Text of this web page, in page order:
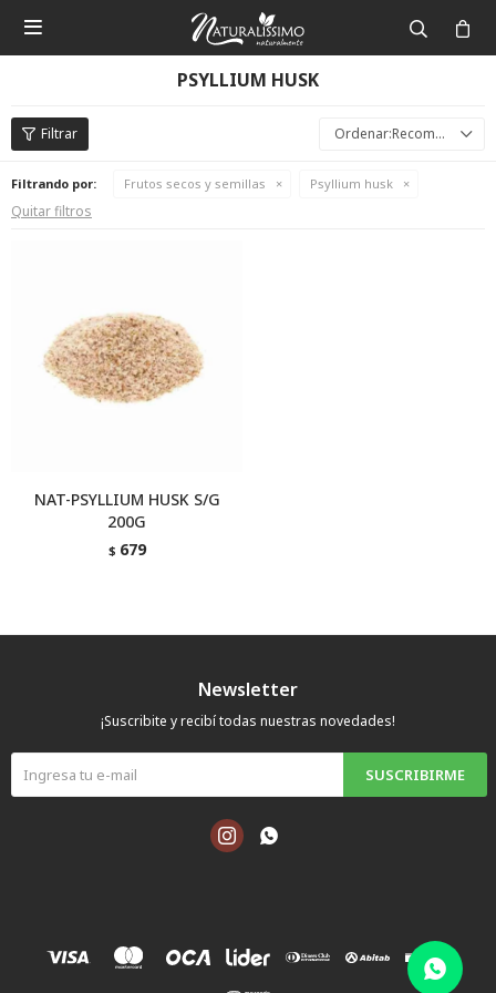

PSYLLIUM HUSK
Recomendados
Filtrando por: Frutos secos y semillas Psyllium husk
Quitar filtros
NAT-PSYLLIUM HUSK S/G
200G
$ 679
Newsletter
¡Suscribite y recibí todas nuestras novedades!
SUSCRIBIRME
 